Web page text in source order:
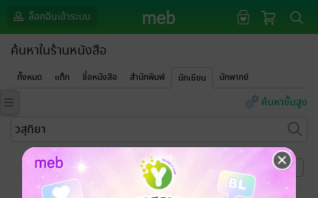
ล็อกอินเข้าระบบ
ค้นหาในร้านหนังสือ
ทั้งหมด แท็ก ชื่อหนังสือ สำนักพิมพ์ นักเขียน นักพากย์
ค้นหาขั้นสูง
หน้าที่ 1